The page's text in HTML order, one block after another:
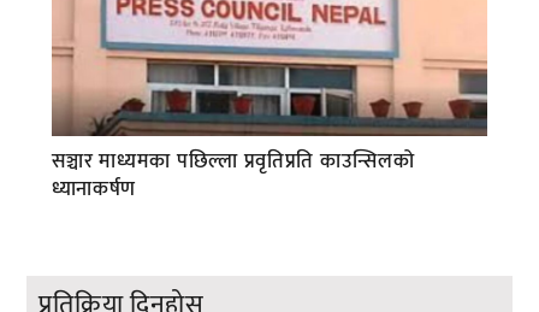
सञ्चार माध्यमका पछिल्ला प्रवृतिप्रति काउन्सिलको
ध्यानाकर्षण